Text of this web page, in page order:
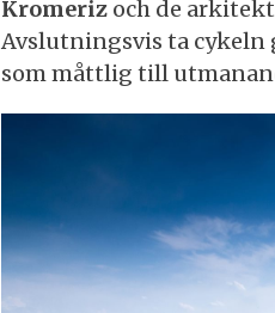
Kromeriz och de
Avslutningsvis ta cykeln
som måttlig till